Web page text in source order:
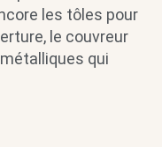
les tôles pour
le couvreur
qui